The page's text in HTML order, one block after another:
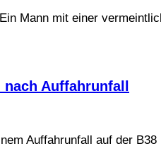
Mann mit einer
nach Auffahrunfall
Auffahrunfall auf der